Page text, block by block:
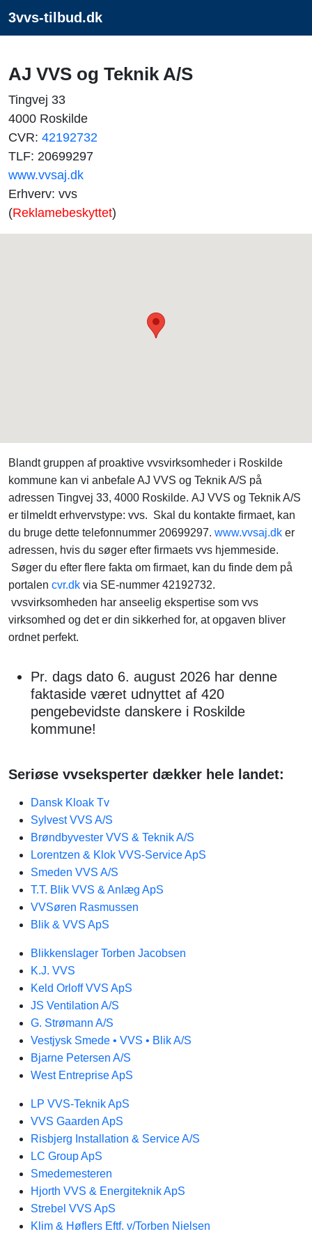
3vvs-tilbud.dk
AJ VVS og Teknik A/S
Tingvej 33
4000 Roskilde
CVR: 42192732
TLF: 20699297
www.vvsaj.dk
Erhverv: vvs
(Reklamebeskyttet)
Blandt gruppen af proaktive vvsvirksomheder i Roskilde
kommune kan vi anbefale AJ VVS og Teknik A/S på
adressen Tingvej 33, 4000 Roskilde. AJ VVS og Teknik A/S
er tilmeldt erhvervstype: vvs. Skal du kontakte firmaet, kan
du bruge dette telefonnummer 20699297. www.vvsaj.dk er
adressen, hvis du søger efter firmaets vvs hjemmeside.
Søger du efter flere fakta om firmaet, kan du finde dem på
portalen cvr.dk via SE-nummer 42192732.
vvsvirksomheden har anseelig ekspertise som vvs
virksomhed og det er din sikkerhed for, at opgaven bliver
ordnet perfekt.
Pr. dags dato 6. august 2026 har denne
faktaside været udnyttet af 420
pengebevidste danskere i Roskilde
kommune!
Seriøse vvseksperter dækker hele landet:
Dansk Kloak Tv
Sylvest VVS A/S
Brøndbyvester VVS & Teknik A/S
Lorentzen & Klok VVS-Service ApS
Smeden VVS A/S
T.T. Blik VVS & Anlæg ApS
VVSøren Rasmussen
Blik & VVS ApS
Blikkenslager Torben Jacobsen
K.J. VVS
Keld Orloff VVS ApS
JS Ventilation A/S
G. Strømann A/S
Vestjysk Smede • VVS • Blik A/S
Bjarne Petersen A/S
West Entreprise ApS
LP VVS-Teknik ApS
VVS Gaarden ApS
Risbjerg Installation & Service A/S
LC Group ApS
Smedemesteren
Hjorth VVS & Energiteknik ApS
Strebel VVS ApS
Klim & Høflers Eftf. v/Torben Nielsen